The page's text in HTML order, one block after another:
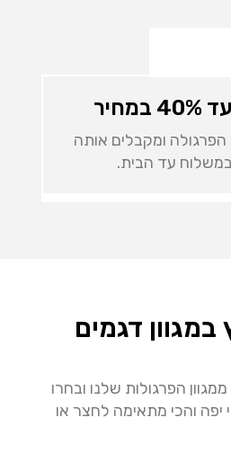
הפרגולה ומקבלים אותה
עד הבית.
דגמים
הפרגולות שלנו ובחרו
והכי מתאימה לחצר או